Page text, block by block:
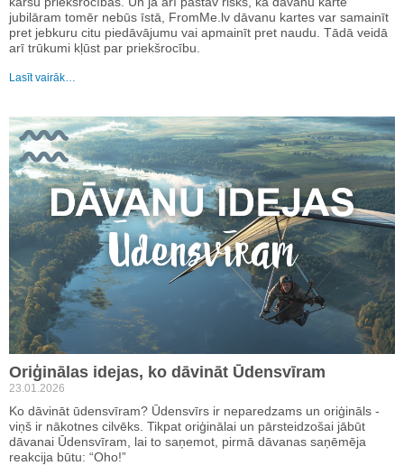
jubilāram tomēr nebūs īstā, FromMe.lv dāvanu kartes var samainīt
pret jebkuru citu piedāvājumu vai apmainīt pret naudu. Tādā veidā
arī trūkumi kļūst par priekšrocību.
Lasīt vairāk…
Oriģinālas idejas, ko dāvināt Ūdensvīram
23.01.2026
Ko dāvināt ūdensvīram? Ūdensvīrs ir neparedzams un oriģināls -
viņš ir nākotnes cilvēks. Tikpat oriģinālai un pārsteidzošai jābūt
dāvanai Ūdensvīram, lai to saņemot, pirmā dāvanas saņēmēja
reakcija būtu: “Oho!”